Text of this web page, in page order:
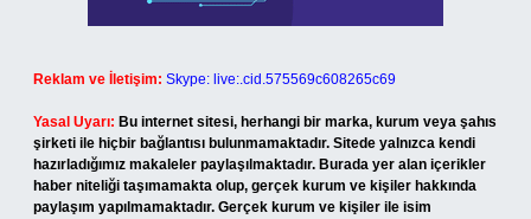
Reklam ve İletişim: Skype: live:.cid.575569c608265c69
Yasal Uyarı: Bu internet sitesi, herhangi bir marka, kurum veya şahıs
şirketi ile hiçbir bağlantısı bulunmamaktadır. Sitede yalnızca kendi
hazırladığımız makaleler paylaşılmaktadır. Burada yer alan içerikler
haber niteliği taşımamakta olup, gerçek kurum ve kişiler hakkında
paylaşım yapılmamaktadır. Gerçek kurum ve kişiler ile isim